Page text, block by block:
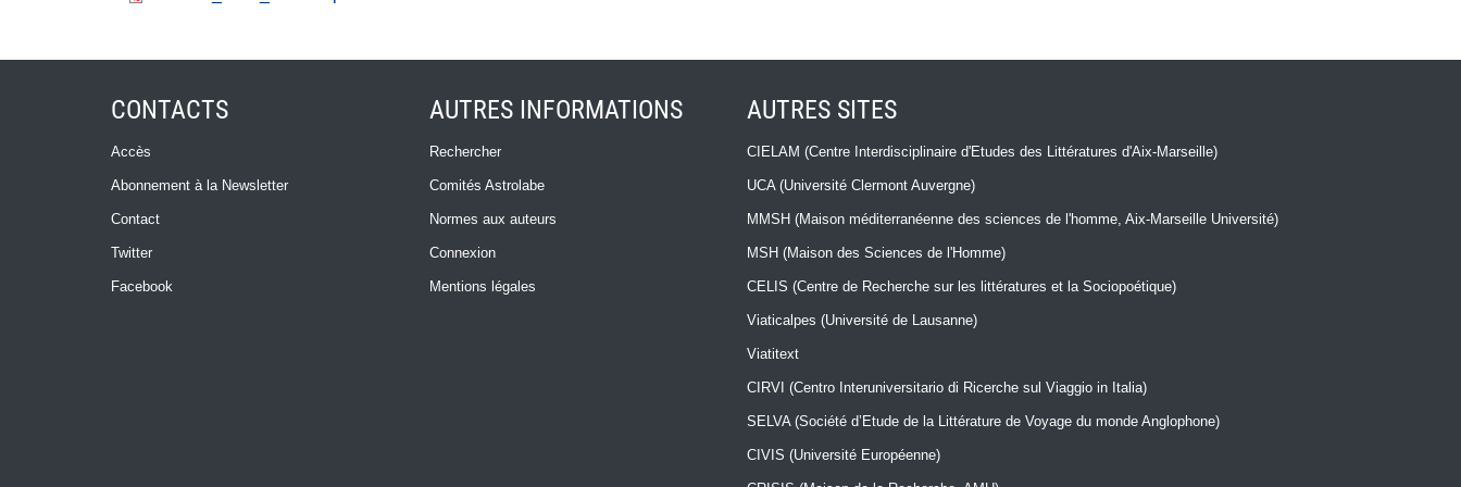
CONTACTS
Accès
Abonnement à la Newsletter
Contact
Twitter
Facebook
AUTRES INFORMATIONS
Rechercher
Comités Astrolabe
Normes aux auteurs
Connexion
Mentions légales
AUTRES SITES
CIELAM (Centre Interdisciplinaire d'Etudes des Littératures d'Aix-Marseille)
UCA (Université Clermont Auvergne)
MMSH (Maison méditerranéenne des sciences de l'homme, Aix-Marseille Université)
MSH (Maison des Sciences de l'Homme)
CELIS (Centre de Recherche sur les littératures et la Sociopoétique)
Viaticalpes (Université de Lausanne)
Viatitext
CIRVI (Centro Interuniversitario di Ricerche sul Viaggio in Italia)
SELVA (Société d’Etude de la Littérature de Voyage du monde Anglophone)
CIVIS (Université Européenne)